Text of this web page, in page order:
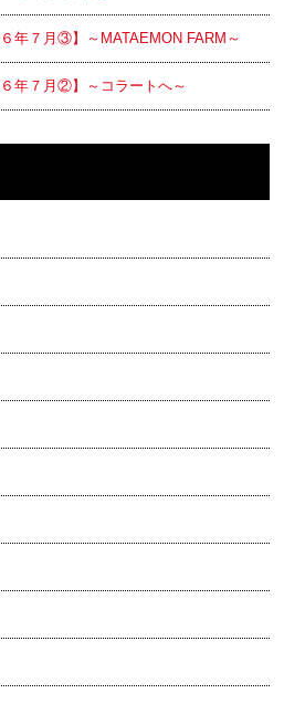
年７月③】～MATAEMON FARM～
６年７月②】～コラートへ～